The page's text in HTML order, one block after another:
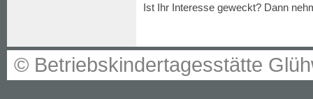
Ist Ihr Interesse geweckt? Dann
© Betriebskindertagesstätte